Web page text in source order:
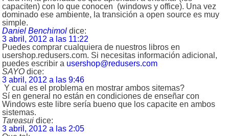
capaciten) con lo que conocen (windows y office). Una vez
dominado ese ambiente, la transición a open source es muy
simple.
Daniel Benchimol dice:
3 abril, 2012 a las 11:22
Puedes comprar cualquiera de nuestros libros en
usershop.redusers.com. Si necesitas información adicional,
puedes escribir a usershop@redusers.com
SAYO dice:
3 abril, 2012 a las 9:46
Y cual es el problema en mostrar ambos sitemas?
Sí en general no están en condiciones de enseñar con
Windows este libre sería bueno que los capacite en ambos
sistemas.
Tareasui dice:
3 abril, 2012 a las 2:05